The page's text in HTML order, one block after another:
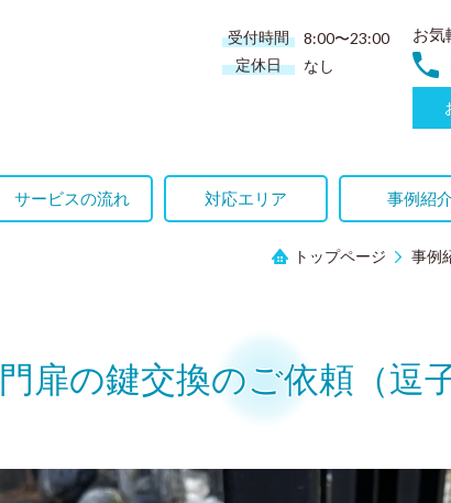
受付時間
8:00〜23:00
定休日
なし
お気
サービスの流れ 対応エリア 事例紹介
トップページ 事例
門扉の鍵交換のご依頼（逗子